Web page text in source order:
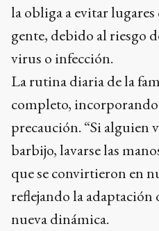
la obliga a evitar
gente, debido al riesgo
virus o infección.
La rutina diaria de la
completo,
precaución. “Si alguien
barbijo, lavarse las
que se convirtieron en
reflejando la adaptación
nueva dinámica.